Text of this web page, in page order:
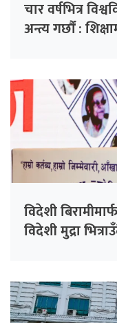
चार वर्षभित्र
अन्त्य गर्छौं :
विदेशी
विदेशी मुद्रा